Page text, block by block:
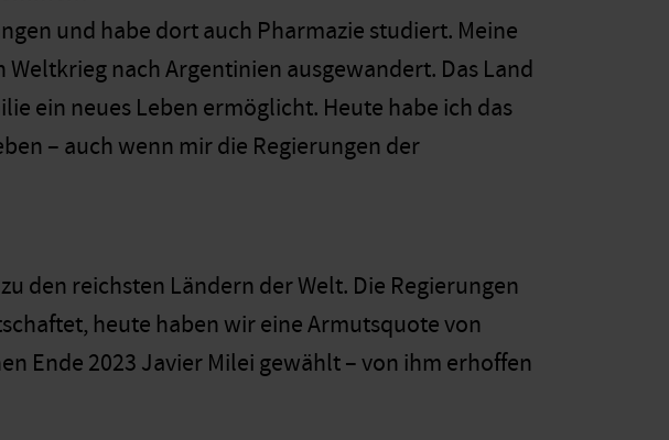
und habe dort auch Pharmazie studiert. Meine
nach Argentinien ausgewandert. Das Land
ein neues Leben ermöglicht. Heute habe ich das
– auch wenn mir die Regierungen der
den reichsten Ländern der Welt. Die Regierungen
heute haben wir eine Armutsquote von
Ende 2023 Javier Milei gewählt – von ihm erhoffen